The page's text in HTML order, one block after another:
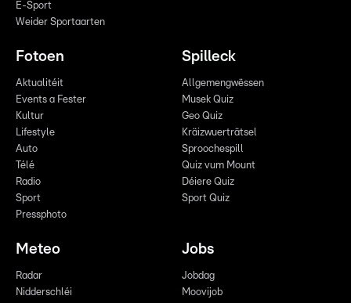
E-Sport
Weider Sportaarten
Fotoen
Aktualitéit
Events a Fester
Kultur
Lifestyle
Auto
Télé
Radio
Sport
Pressphoto
Spilleck
Allgemengwëssen
Musek Quiz
Geo Quiz
Kräizwuerträtsel
Sproochespill
Quiz vum Mount
Déiere Quiz
Sport Quiz
Meteo
Radar
Nidderschléi
Jobs
Jobdag
Moovijob